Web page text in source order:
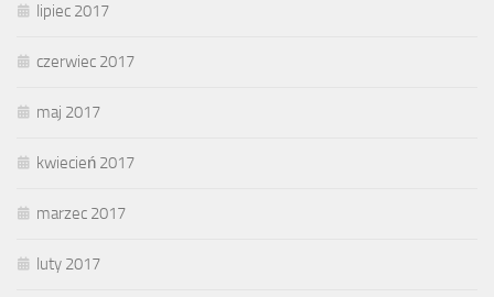
lipiec 2017
czerwiec 2017
maj 2017
kwiecień 2017
marzec 2017
luty 2017